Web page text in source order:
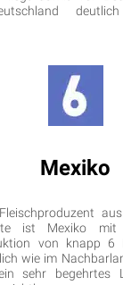
Mexiko
ist Mexiko mit
von knapp 6
wie im
sehr begehrtes